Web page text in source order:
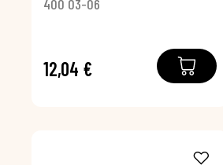
400 03-06
12,04 €